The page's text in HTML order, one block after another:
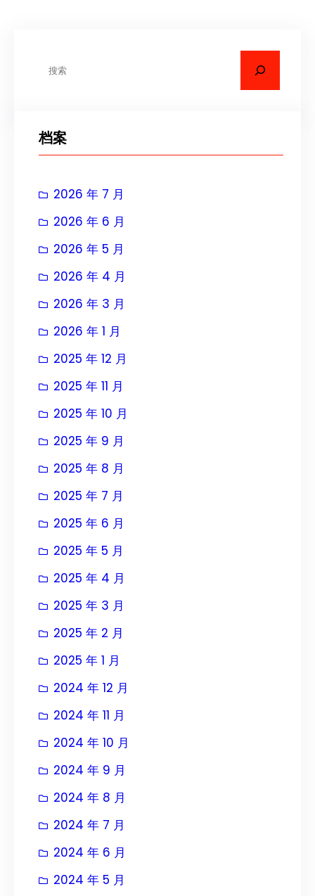
档案
2026 年 7 月
2026 年 6 月
2026 年 5 月
2026 年 4 月
2026 年 3 月
2026 年 1 月
2025 年 12 月
2025 年 11 月
2025 年 10 月
2025 年 9 月
2025 年 8 月
2025 年 7 月
2025 年 6 月
2025 年 5 月
2025 年 4 月
2025 年 3 月
2025 年 2 月
2025 年 1 月
2024 年 12 月
2024 年 11 月
2024 年 10 月
2024 年 9 月
2024 年 8 月
2024 年 7 月
2024 年 6 月
2024 年 5 月